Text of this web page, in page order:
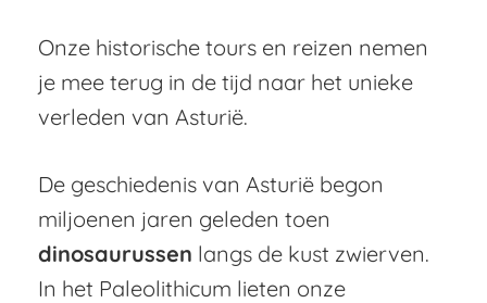
Onze historische tours en reizen nemen
je mee terug in de tijd naar het unieke
verleden van Asturië.
De geschiedenis van Asturië begon
miljoenen jaren geleden toen
dinosaurussen langs de kust zwierven.
In het Paleolithicum lieten onze